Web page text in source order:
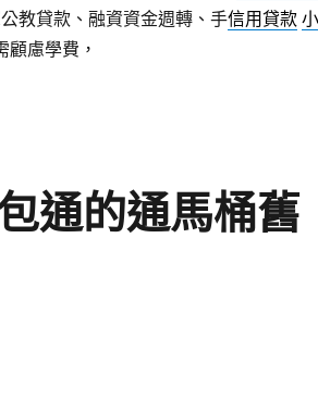
教貸款、融資資金週轉、手信用貸款 小
顧慮學費，
通的通馬桶舊